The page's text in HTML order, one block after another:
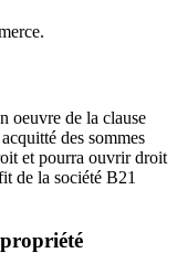
oeuvre de la clause
des sommes
et pourra ouvrir droit
de la société B21